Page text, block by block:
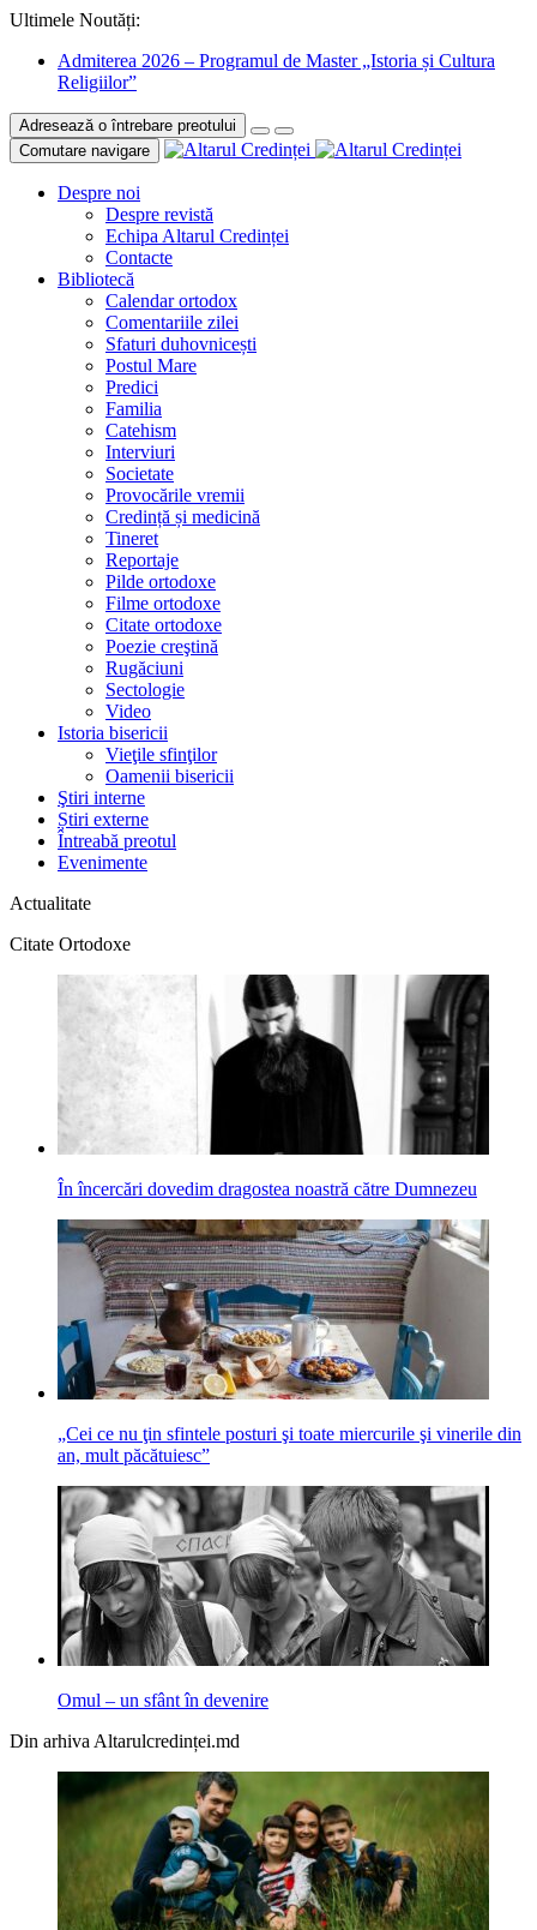
Ultimele Noutăți:
Admiterea 2026 – Programul de Master „Istoria și Cultura
Religiilor”
Adresează o întrebare preotului
Comutare navigare
Despre noi
Despre revistă
Echipa Altarul Credinței
Contacte
Bibliotecă
Calendar ortodox
Comentariile zilei
Sfaturi duhovnicești
Postul Mare
Predici
Familia
Catehism
Interviuri
Societate
Provocările vremii
Credință și medicină
Tineret
Reportaje
Pilde ortodoxe
Filme ortodoxe
Citate ortodoxe
Poezie creştină
Rugăciuni
Sectologie
Video
Istoria bisericii
Vieţile sfinţilor
Oamenii bisericii
Ştiri interne
Știri externe
Întreabă preotul
Evenimente
Actualitate
Citate Ortodoxe
În încercări dovedim dragostea noastră către Dumnezeu
„Cei ce nu ţin sfintele posturi şi toate miercurile şi vinerile din
an, mult păcătuiesc”
Omul – un sfânt în devenire
Din arhiva Altarulcredinței.md